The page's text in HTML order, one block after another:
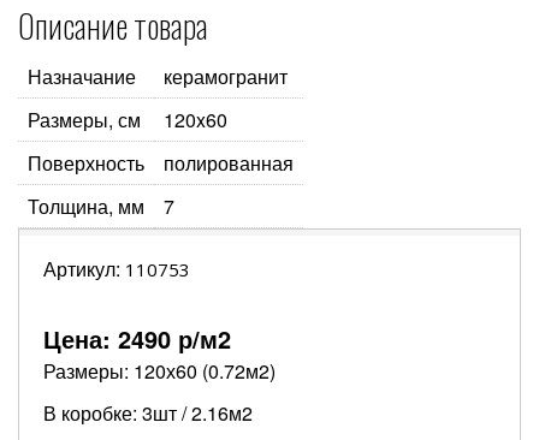
Описание товара
Назначание
керамогранит
Размеры, см
120x60
Поверхность
полированная
Толщина, мм
7
Артикул: 110753
Цена: 2490 р/м2
Размеры: 120х60 (0.72м2)
В коробке: 3шт / 2.16м2